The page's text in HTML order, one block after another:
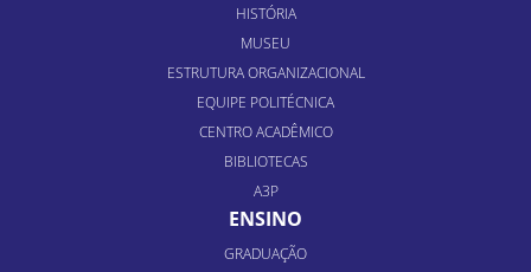
HISTÓRIA
MUSEU
ESTRUTURA ORGANIZACIONAL
EQUIPE POLITÉCNICA
CENTRO ACADÊMICO
BIBLIOTECAS
A3P
ENSINO
GRADUAÇÃO